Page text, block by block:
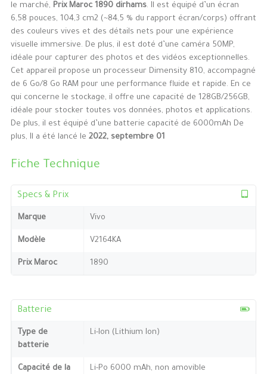
le marché, Prix Maroc 1890 dirhams. Il est équipé d’un écran
6,58 pouces, 104,3 cm2 (~84,5 % du rapport écran/corps) offrant
des couleurs vives et des détails nets pour une expérience
visuelle immersive. De plus, il est doté d’une caméra 50MP,
idéale pour capturer des photos et des vidéos exceptionnelles.
Cet appareil propose un processeur Dimensity 810, accompagné
de 6 Go/8 Go RAM pour une performance fluide et rapide. En ce
qui concerne le stockage, il offre une capacité de 128GB/256GB,
idéale pour stocker toutes vos données, photos et applications.
De plus, il est équipé d’une batterie capacité de 6000mAh De
plus, Il a été lancé le 2022, septembre 01
Fiche Technique
Specs & Prix
Marque Vivo
Modèle V2164KA
Prix Maroc 1890
Batterie
Type de
batterie
Li-Ion (Lithium Ion)
Capacité de la
Li-Po 6000 mAh, non amovible